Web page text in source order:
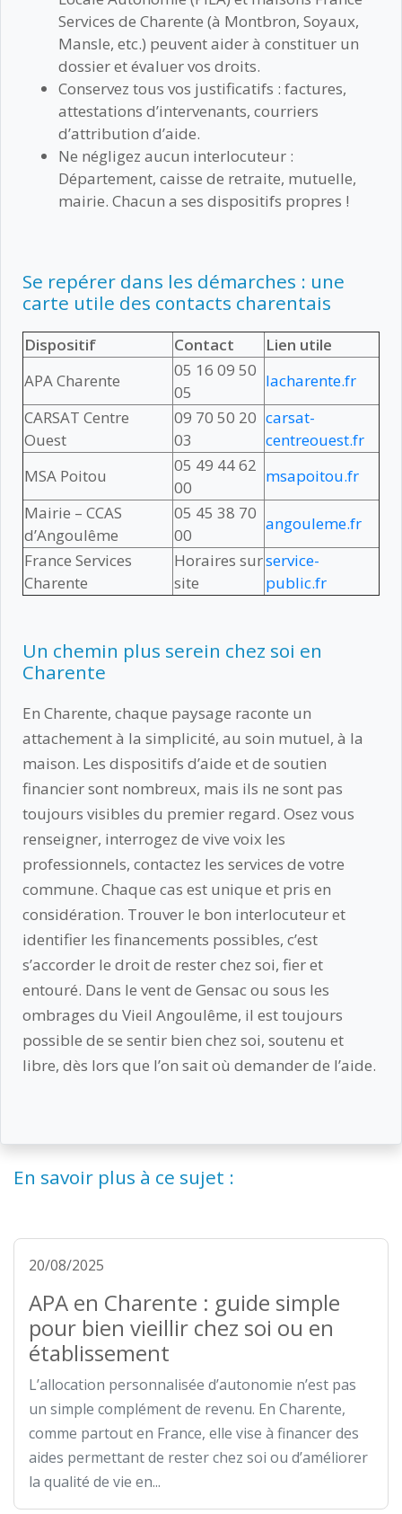
Services de Charente (à Montbron, Soyaux,
Mansle, etc.) peuvent aider à constituer un
dossier et évaluer vos droits.
Conservez tous vos justificatifs : factures,
attestations d’intervenants, courriers
d’attribution d’aide.
Ne négligez aucun interlocuteur :
Département, caisse de retraite, mutuelle,
mairie. Chacun a ses dispositifs propres !
Se repérer dans les démarches : une
carte utile des contacts charentais
Dispositif Contact
Lien utile
APA Charente
05 16 09 50
05
lacharente.fr
CARSAT Centre
Ouest
09 70 50 20
03
carsat-
centreouest.fr
MSA Poitou
05 49 44 62
00
msapoitou.fr
Mairie – CCAS
d’Angoulême
05 45 38 70
00
angouleme.fr
France Services
Charente
Horaires sur
site
service-
public.fr
Un chemin plus serein chez soi en
Charente
En Charente, chaque paysage raconte un
attachement à la simplicité, au soin mutuel, à la
maison. Les dispositifs d’aide et de soutien
financier sont nombreux, mais ils ne sont pas
toujours visibles du premier regard. Osez vous
renseigner, interrogez de vive voix les
professionnels, contactez les services de votre
commune. Chaque cas est unique et pris en
considération. Trouver le bon interlocuteur et
identifier les financements possibles, c’est
s’accorder le droit de rester chez soi, fier et
entouré. Dans le vent de Gensac ou sous les
ombrages du Vieil Angoulême, il est toujours
possible de se sentir bien chez soi, soutenu et
libre, dès lors que l’on sait où demander de l’aide.
En savoir plus à ce sujet :
20/08/2025
APA en Charente : guide simple
pour bien vieillir chez soi ou en
établissement
L’allocation personnalisée d’autonomie n’est pas
un simple complément de revenu. En Charente,
comme partout en France, elle vise à financer des
aides permettant de rester chez soi ou d’améliorer
la qualité de vie en...